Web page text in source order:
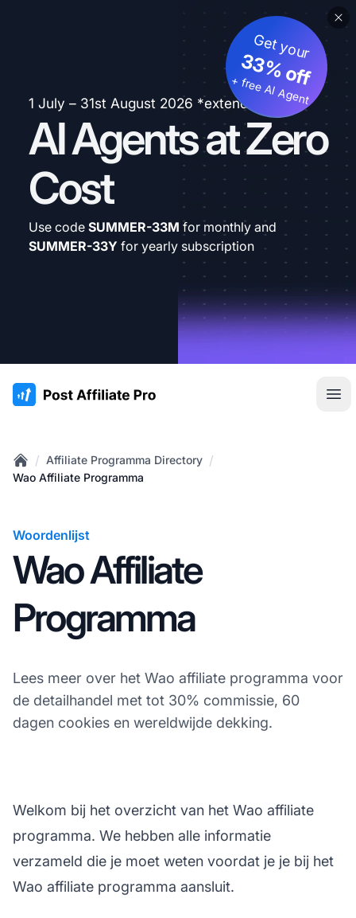
1 July – 31st August 2026 *extended
AI Agents at Zero
Cost
Get your
33% off
+ free AI Agent
Use code SUMMER-33M for monthly and
SUMMER-33Y for yearly subscription
:site.title
Home
/ Affiliate Programma Directory /
Wao Affiliate Programma
Woordenlijst
Wao Affiliate
Programma
Lees meer over het Wao affiliate programma voor
de detailhandel met tot 30% commissie, 60
dagen cookies en wereldwijde dekking.
Welkom bij het overzicht van het Wao affiliate
programma. We hebben alle informatie
verzameld die je moet weten voordat je je bij het
Wao affiliate programma aansluit.